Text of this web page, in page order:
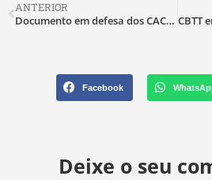
ANTERIOR
Documento em defesa dos CAC’s será apresentado em reunião com o MJSP
Facebook
Deixe o seu